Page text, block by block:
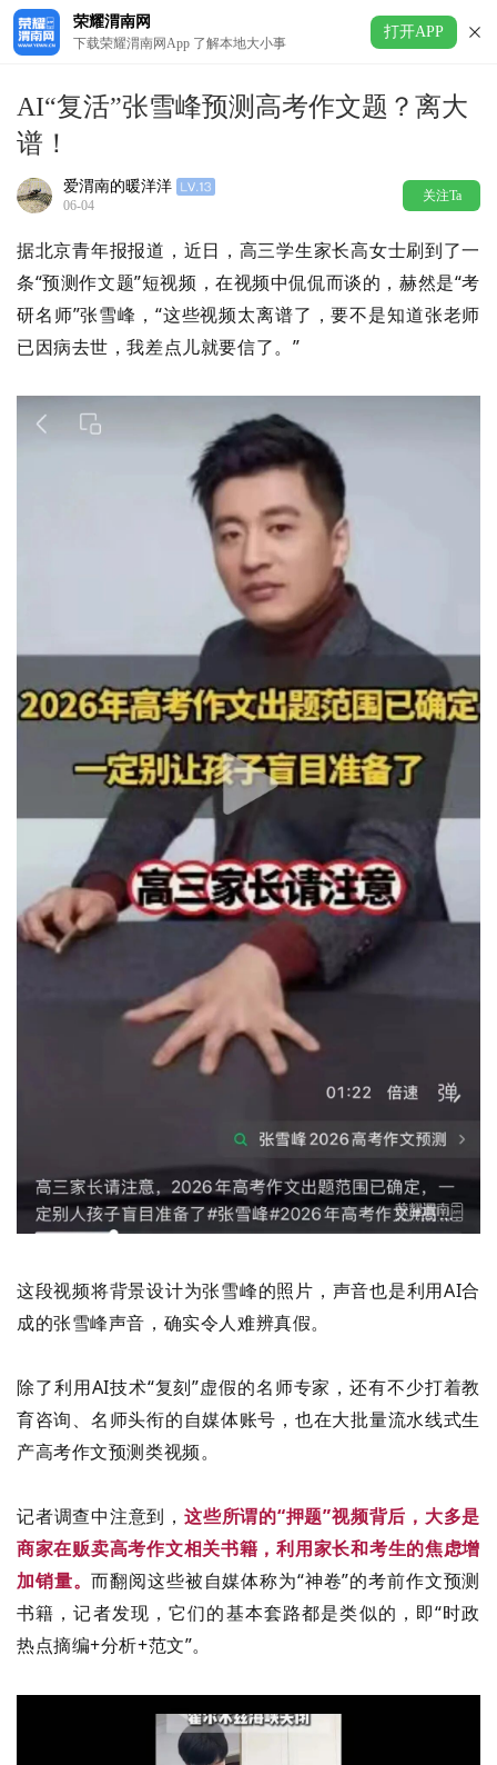
荣耀渭南网
下载荣耀渭南网App 了解本地大小事
打开APP
AI“复活”张雪峰预测高考作文题？离大
谱！
爱渭南的暖洋洋
06-04
关注Ta
据北京青年报报道，近日，高三学生家长高女士刷到了一
条“预测作文题”短视频，在视频中侃侃而谈的，赫然是“考
研名师”张雪峰，“这些视频太离谱了，要不是知道张老师
已因病去世，我差点儿就要信了。”
这段视频将背景设计为张雪峰的照片，声音也是利用AI合
成的张雪峰声音，确实令人难辨真假。
除了利用AI技术“复刻”虚假的名师专家，还有不少打着教
育咨询、名师头衔的自媒体账号，也在大批量流水线式生
产高考作文预测类视频。
记者调查中注意到，这些所谓的“押题”视频背后，大多是
商家在贩卖高考作文相关书籍，利用家长和考生的焦虑增
加销量。而翻阅这些被自媒体称为“神卷”的考前作文预测
书籍，记者发现，它们的基本套路都是类似的，即“时政
热点摘编+分析+范文”。